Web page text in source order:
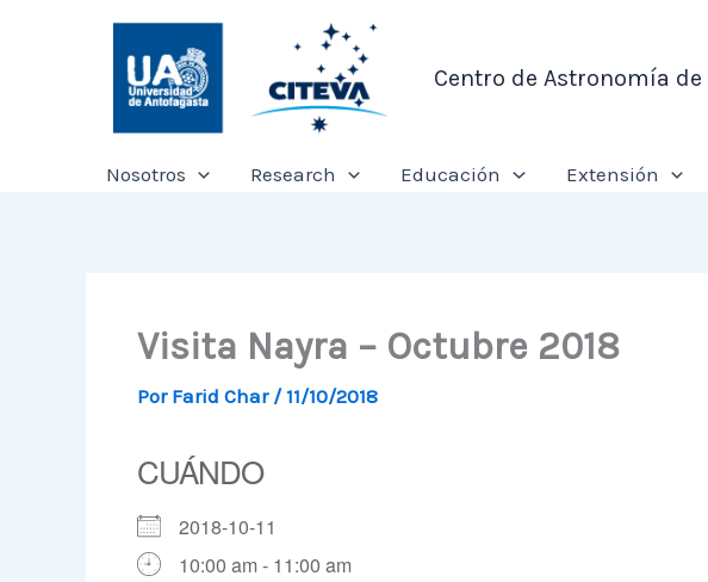
Centro de Astronomía
Nosotros Research Educación Extensión
Visita Nayra – Octubre 2018
Por Farid Char / 11/10/2018
CUÁNDO
2018-10-11
10:00 am - 11:00 am